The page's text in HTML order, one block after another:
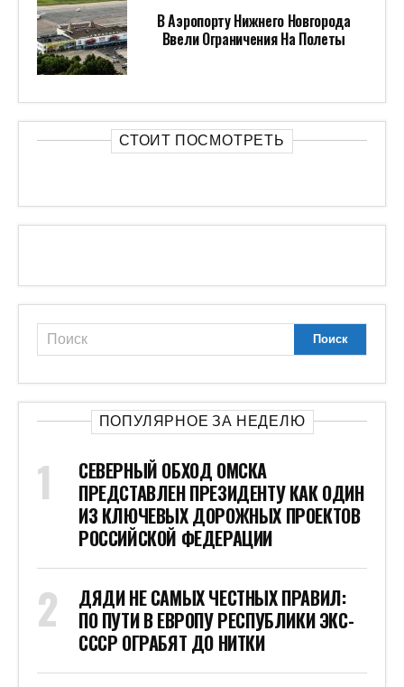
В Аэропорту Нижнего Новгорода
Ввели Ограничения На Полеты
СТОИТ ПОСМОТРЕТЬ
ПОПУЛЯРНОЕ ЗА НЕДЕЛЮ
СЕВЕРНЫЙ ОБХОД ОМСКА
ПРЕДСТАВЛЕН ПРЕЗИДЕНТУ КАК ОДИН
ИЗ КЛЮЧЕВЫХ ДОРОЖНЫХ ПРОЕКТОВ
РОССИЙСКОЙ ФЕДЕРАЦИИ
ДЯДИ НЕ САМЫХ ЧЕСТНЫХ ПРАВИЛ:
ПО ПУТИ В ЕВРОПУ РЕСПУБЛИКИ ЭКС-
СССР ОГРАБЯТ ДО НИТКИ